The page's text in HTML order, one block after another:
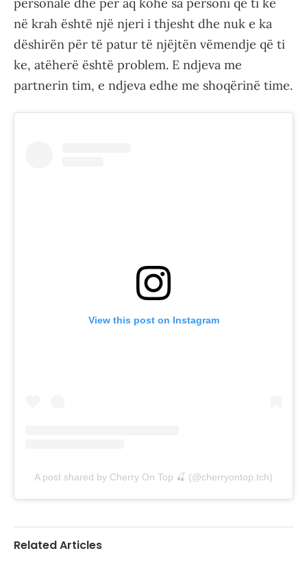
në krah është një njeri i thjesht dhe nuk e ka
dëshirën për të patur të njëjtën vëmendje që ti
ke, atëherë është problem. E ndjeva me
partnerin tim, e ndjeva edhe me shoqërinë time.
View this post on Instagram
A post shared by Cherry On Top 🍒 (@cherryontop.tch)
Related Articles